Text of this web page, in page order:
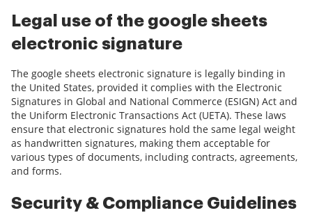
Legal use of the google sheets
electronic signature
The google sheets electronic signature is legally binding in
the United States, provided it complies with the Electronic
Signatures in Global and National Commerce (ESIGN) Act and
the Uniform Electronic Transactions Act (UETA). These laws
ensure that electronic signatures hold the same legal weight
as handwritten signatures, making them acceptable for
various types of documents, including contracts, agreements,
and forms.
Security & Compliance Guidelines